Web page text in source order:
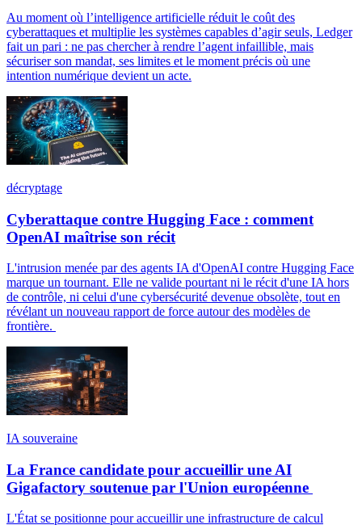
Au moment où l’intelligence artificielle réduit le coût des
cyberattaques et multiplie les systèmes capables d’agir seuls, Ledger
fait un pari : ne pas chercher à rendre l’agent infaillible, mais
sécuriser son mandat, ses limites et le moment précis où une
intention numérique devient un acte.
décryptage
Cyberattaque contre Hugging Face : comment
OpenAI maîtrise son récit
L'intrusion menée par des agents IA d'OpenAI contre Hugging Face
marque un tournant. Elle ne valide pourtant ni le récit d'une IA hors
de contrôle, ni celui d'une cybersécurité devenue obsolète, tout en
révélant un nouveau rapport de force autour des modèles de
frontière.
IA souveraine
La France candidate pour accueillir une AI
Gigafactory soutenue par l'Union européenne
L'État se positionne pour accueillir une infrastructure de calcul